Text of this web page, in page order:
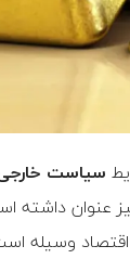
سیاست
عنوان داشته